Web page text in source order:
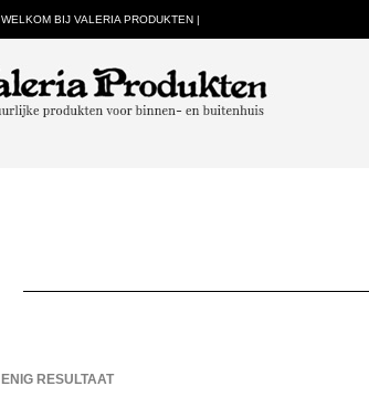
WELKOM BIJ VALERIA PRODUKTEN |
ENIG RESULTAAT